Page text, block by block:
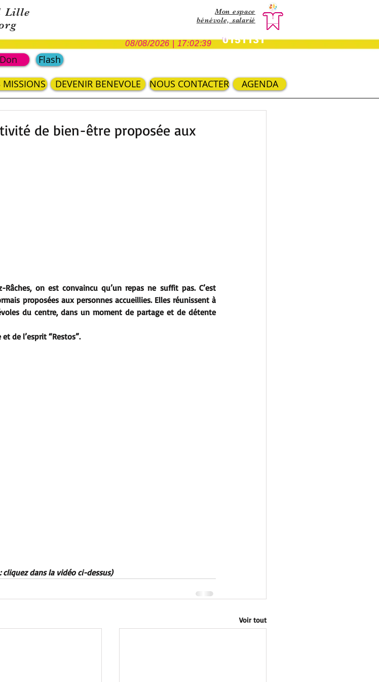
Lille
Flash
Mon espace
bénévole, salarié
0151131
08/08/2026 | 17:02:39
DEVENIR BENEVOLE
MISSIONS AGENDA
NOUS CONTACTER
de bien-être proposée aux
on est convaincu qu’un repas ne suffit pas. C’est
proposées aux personnes accueillies. Elles réunissent à
du centre, dans un moment de partage et de détente
de l’esprit “Restos”.
cliquez dans la vidéo ci-dessus)
Voir tout